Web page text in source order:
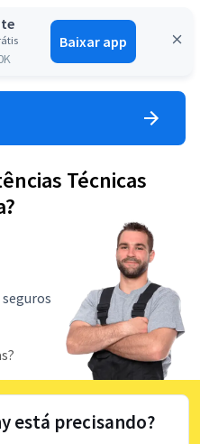
Baixar app
Entrar
Técnicas
está precisando?